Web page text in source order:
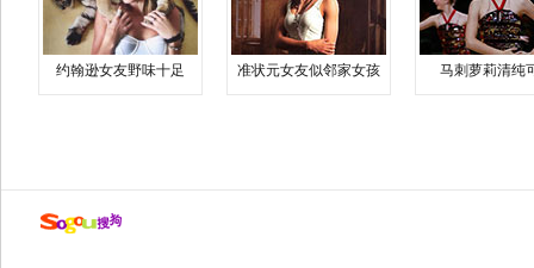
约翰逊女友野味十足 准状元女友似邻家女孩 马刺萝莉清纯